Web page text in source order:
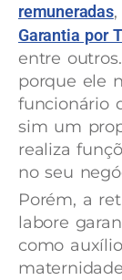
remuneradas,
Garantia por
entre
porque ele
funcionário
sim um
realiza
no seu
Porém, a
labore
como